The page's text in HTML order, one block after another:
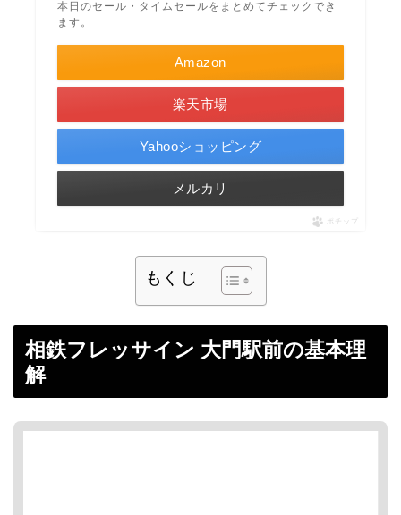
本日のセール・タイムセールをまとめてチェックでき
ます。
Amazon
楽天市場
Yahooショッピング
メルカリ
ポチップ
もくじ
相鉄フレッサイン 大門駅前の基本理
解